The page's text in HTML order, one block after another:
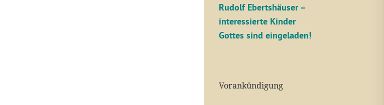
Rudolf Ebertshäuser –
interessierte Kinder
Gottes sind eingeladen!
Vorankündigung